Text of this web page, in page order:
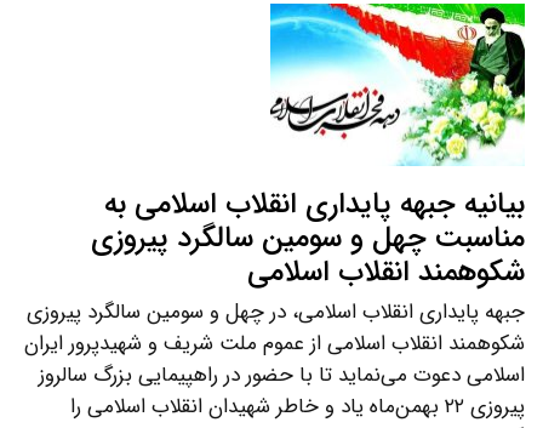
بیانیه جبهه پایداری انقلاب اسلامی به
مناسبت چهل و سومین سالگرد پیروزی
شکوهمند انقلاب اسلامی
جبهه پایداری انقلاب اسلامی، در چهل و سومین سالگرد پیروزی
شکوهمند انقلاب اسلامی از عموم ملت شریف و شهیدپرور ایران
اسلامی دعوت می‌نماید تا با حضور در راهپیمایی بزرگ سالروز
پیروزی ۲۲ بهمن‌ماه یاد و خاطر شهیدان انقلاب اسلامی را